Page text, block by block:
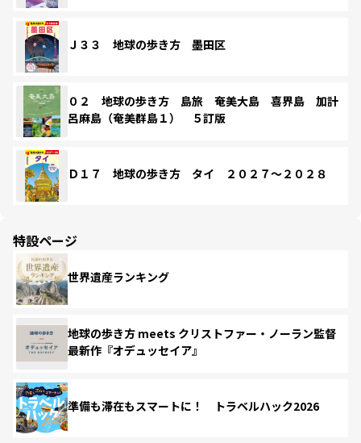
Ｊ３３ 地球の歩き方 墨田区
０２ 地球の歩き方 島旅 奄美大島 喜界島 加計
呂麻島（奄美群島１） ５訂版
Ｄ１７ 地球の歩き方 タイ ２０２７～２０２８
特設ページ
世界遺産ランキング
地球の歩き方 meets クリストファー・ノーラン監督
最新作『オデュッセイア』
準備も滞在もスマートに！ トラベルハック2026